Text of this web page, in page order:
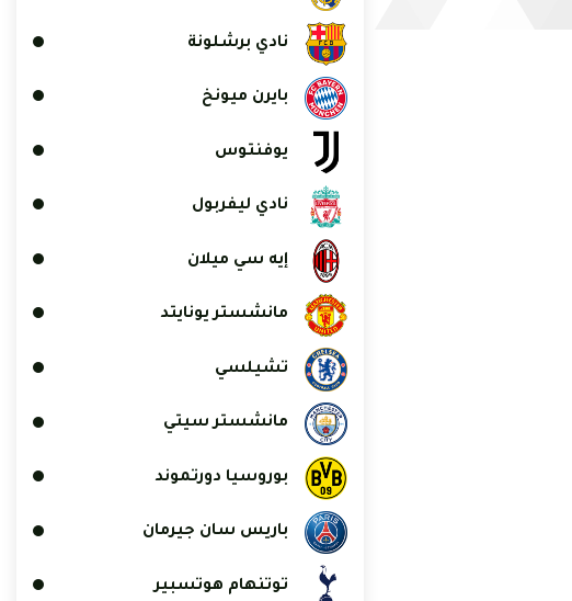
نادي برشلونة
بايرن ميونخ
يوفنتوس
نادي ليفربول
إيه سي ميلان
مانشستر يونايتد
تشيلسي
مانشستر سيتي
بوروسيا دورتموند
باريس سان جيرمان
توتنهام هوتسبير